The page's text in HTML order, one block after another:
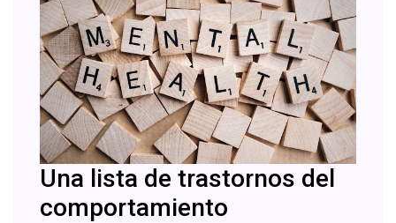
Una lista de trastornos del
comportamiento